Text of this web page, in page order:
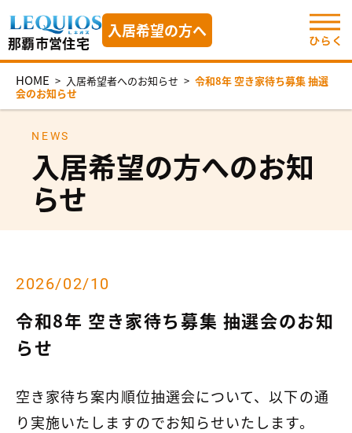
那覇市営住宅
入居希望の方へ
HOME > 入居希望者へのお知らせ > 令和8年 空き家待ち募集 抽選
会のお知らせ
NEWS
入居希望の方へのお知
らせ
2026/02/10
令和8年 空き家待ち募集 抽選会のお知
らせ
空き家待ち案内順位抽選会について、以下の通
り実施いたしますのでお知らせいたします。